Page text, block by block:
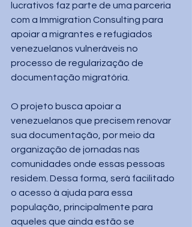
lucrativos faz parte de uma parceria
com a Immigration Consulting para
apoiar a migrantes e refugiados
venezuelanos vulneráveis no
processo de regularização de
documentação migratória.
O projeto busca apoiar a
venezuelanos que precisem renovar
sua documentação, por meio da
organização de jornadas nas
comunidades onde essas pessoas
residem. Dessa forma, será facilitado
o acesso à ajuda para essa
população, principalmente para
aqueles que ainda estão se